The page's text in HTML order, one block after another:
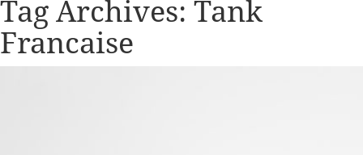
Tag Archives: Tank
Francaise